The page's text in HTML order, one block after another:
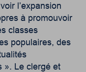
l’expansion
à promouvoir
classes
populaires, des
». Le clergé et